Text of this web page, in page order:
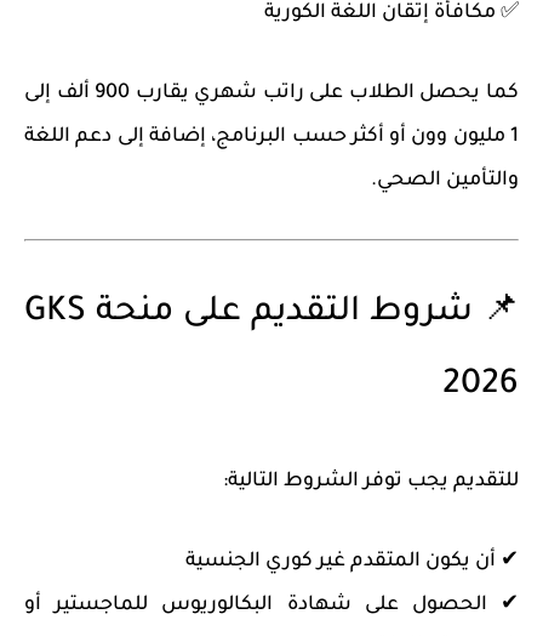
✅ مكافأة إتقان اللغة الكورية
كما يحصل الطلاب على راتب شهري يقارب 900 ألف إلى
1 مليون وون أو أكثر حسب البرنامج، إضافة إلى دعم اللغة
والتأمين الصحي.
📌 شروط التقديم على منحة GKS
2026
للتقديم يجب توفر الشروط التالية:
✔ أن يكون المتقدم غير كوري الجنسية
✔ الحصول على شهادة البكالوريوس للماجستير أو